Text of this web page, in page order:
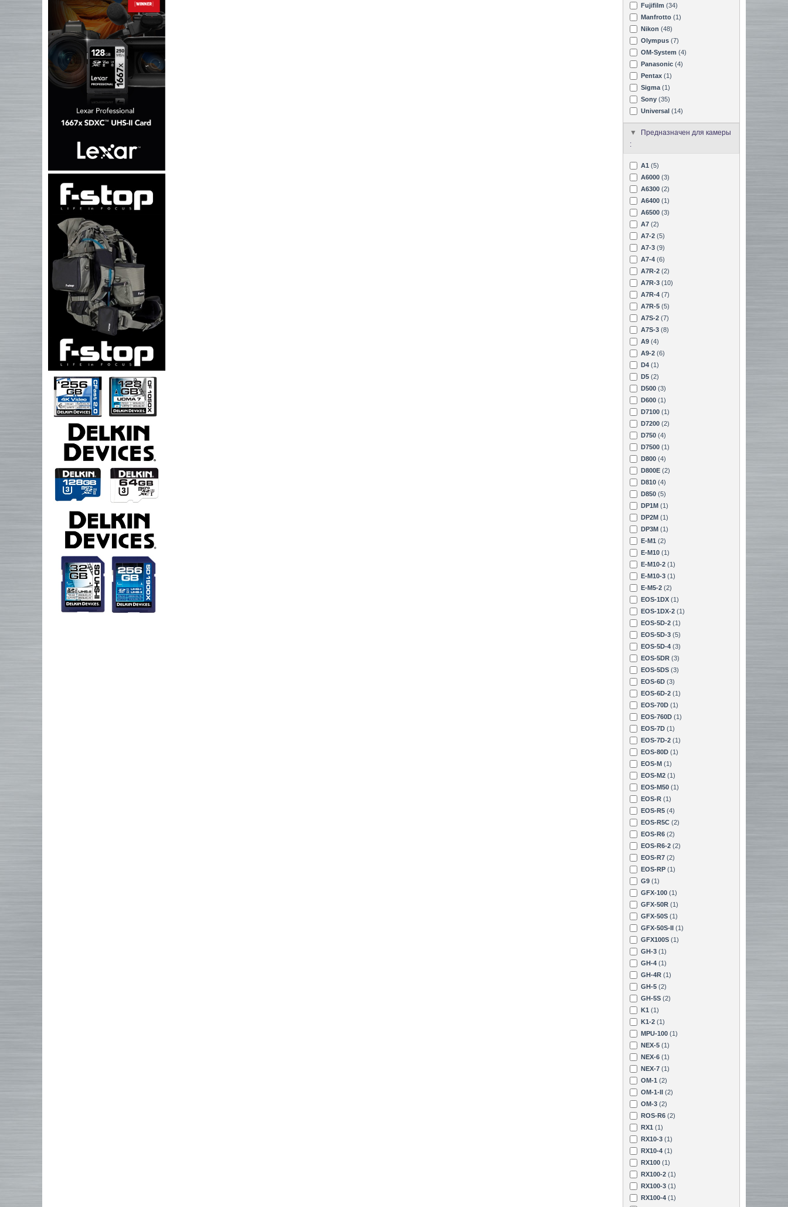
Fujifilm (34)
Manfrotto (1)
Nikon (48)
Olympus (7)
OM-System (4)
Panasonic (4)
Pentax (1)
Sigma (1)
Sony (35)
Universal (14)
Предназначен для камеры
:
A1 (5)
A6000 (3)
A6300 (2)
A6400 (1)
A6500 (3)
A7 (2)
A7-2 (5)
A7-3 (9)
A7-4 (6)
A7R-2 (2)
A7R-3 (10)
A7R-4 (7)
A7R-5 (5)
A7S-2 (7)
A7S-3 (8)
A9 (4)
A9-2 (6)
D4 (1)
D5 (2)
D500 (3)
D600 (1)
D7100 (1)
D7200 (2)
D750 (4)
D7500 (1)
D800 (4)
D800E (2)
D810 (4)
D850 (5)
DP1M (1)
DP2M (1)
DP3M (1)
E-M1 (2)
E-M10 (1)
E-M10-2 (1)
E-M10-3 (1)
E-M5-2 (2)
EOS-1DX (1)
EOS-1DX-2 (1)
EOS-5D-2 (1)
EOS-5D-3 (5)
EOS-5D-4 (3)
EOS-5DR (3)
EOS-5DS (3)
EOS-6D (3)
EOS-6D-2 (1)
EOS-70D (1)
EOS-760D (1)
EOS-7D (1)
EOS-7D-2 (1)
EOS-80D (1)
EOS-M (1)
EOS-M2 (1)
EOS-M50 (1)
EOS-R (1)
EOS-R5 (4)
EOS-R5C (2)
EOS-R6 (2)
EOS-R6-2 (2)
EOS-R7 (2)
EOS-RP (1)
G9 (1)
GFX-100 (1)
GFX-50R (1)
GFX-50S (1)
GFX-50S-II (1)
GFX100S (1)
GH-3 (1)
GH-4 (1)
GH-4R (1)
GH-5 (2)
GH-5S (2)
K1 (1)
K1-2 (1)
MPU-100 (1)
NEX-5 (1)
NEX-6 (1)
NEX-7 (1)
OM-1 (2)
OM-1-II (2)
OM-3 (2)
ROS-R6 (2)
RX1 (1)
RX10-3 (1)
RX10-4 (1)
RX100 (1)
RX100-2 (1)
RX100-3 (1)
RX100-4 (1)